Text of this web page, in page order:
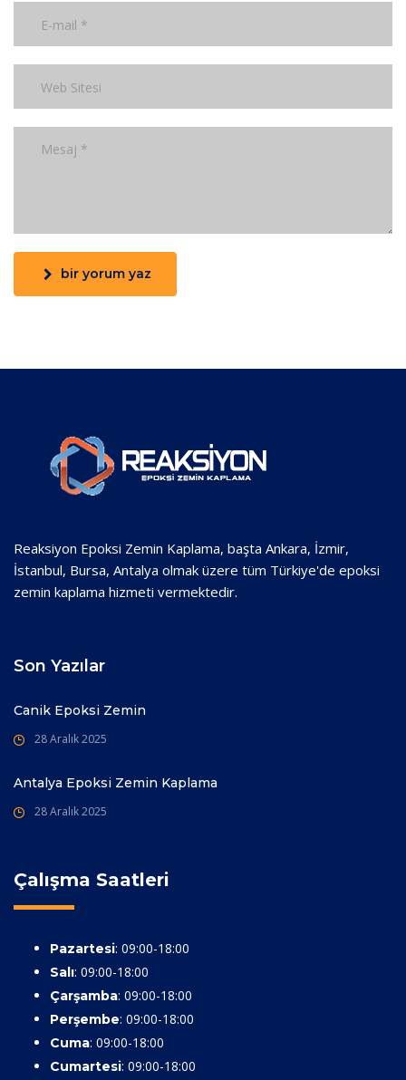
bir yorum yaz
Reaksiyon Epoksi Zemin Kaplama, başta Ankara, İzmir,
İstanbul, Bursa, Antalya olmak üzere tüm Türkiye'de epoksi
zemin kaplama hizmeti vermektedir.
Son Yazılar
Canik Epoksi Zemin
28 Aralık 2025
Antalya Epoksi Zemin Kaplama
28 Aralık 2025
Çalışma Saatleri
Pazartesi: 09:00-18:00
Salı: 09:00-18:00
Çarşamba: 09:00-18:00
Perşembe: 09:00-18:00
Cuma: 09:00-18:00
Cumartesi: 09:00-18:00